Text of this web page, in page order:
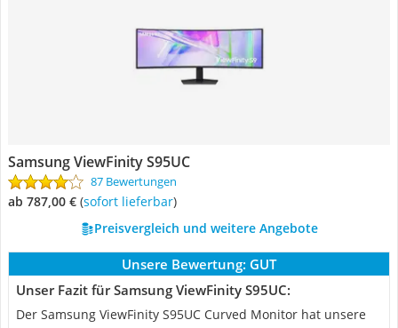
Samsung ViewFinity S95UC
87 Bewertungen
ab 787,00 € ( Sofort lieferbar)
Preisvergleich und weitere Angebote
Unsere Bewertung: GUT
Unser Fazit für Samsung ViewFinity S95UC:
Der Samsung ViewFinity S95UC Curved Monitor hat unsere